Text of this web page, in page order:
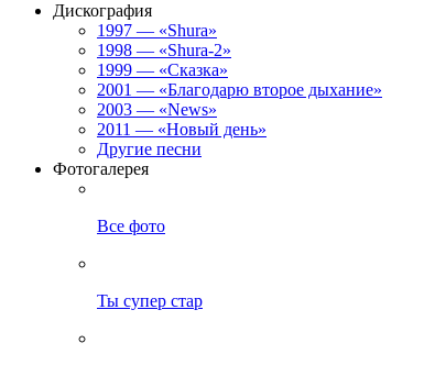
Дискография
1997 — «Shura»
1998 — «Shura-2»
1999 — «Сказка»
2001 — «Благодарю второе дыхание»
2003 — «News»
2011 — «Новый день»
Другие песни
Фотогалерея
Все фото
Ты супер стар